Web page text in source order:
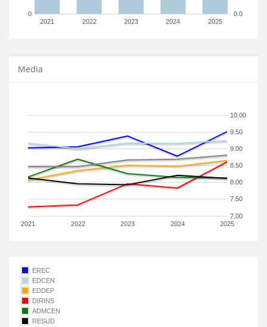
2021 2022 2023 2024 2025
0 0.0
Media
2021 2022 2023 2024 2025
7.00
7.50
8.00
8.50
9.00
9.50
10.00
EREC
EDCEN
EDDEP
DIRINS
ADMCEN
RESUD